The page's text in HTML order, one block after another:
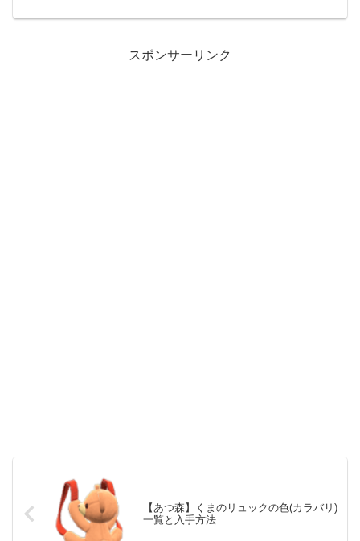
スポンサーリンク
【あつ森】くまのリュックの色(カラバリ)
一覧と入手方法